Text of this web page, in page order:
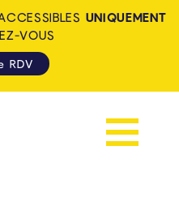
Afficher la
UNIQUEMENT
VOUS
RDV